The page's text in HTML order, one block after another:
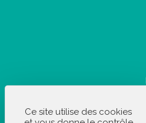
Ce site utilise des cookies